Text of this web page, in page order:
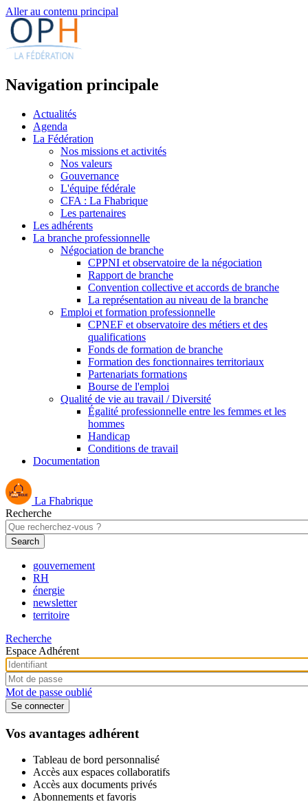
Aller au contenu principal
Navigation principale
Actualités
Agenda
La Fédération
Nos missions et activités
Nos valeurs
Gouvernance
L'équipe fédérale
CFA : La Fhabrique
Les partenaires
Les adhérents
La branche professionnelle
Négociation de branche
CPPNI et observatoire de la négociation
Rapport de branche
Convention collective et accords de branche
La représentation au niveau de la branche
Emploi et formation professionnelle
CPNEF et observatoire des métiers et des
qualifications
Fonds de formation de branche
Formation des fonctionnaires territoriaux
Partenariats formations
Bourse de l'emploi
Qualité de vie au travail / Diversité
Égalité professionnelle entre les femmes et les
hommes
Handicap
Conditions de travail
Documentation
La Fhabrique
Recherche
gouvernement
RH
énergie
newsletter
territoire
Recherche
Espace Adhérent
Mot de passe oublié
Vos avantages adhérent
Tableau de bord personnalisé
Accès aux espaces collaboratifs
Accès aux documents privés
Abonnements et favoris